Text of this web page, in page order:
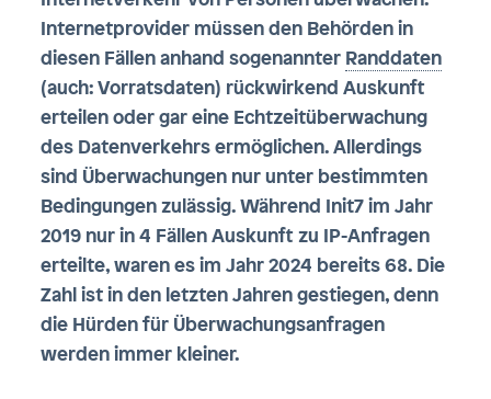
Internetprovider müssen den Behörden in
diesen Fällen anhand sogenannter Randdaten
(auch: Vorratsdaten) rückwirkend Auskunft
erteilen oder gar eine Echtzeitüberwachung
des Datenverkehrs ermöglichen. Allerdings
sind Überwachungen nur unter bestimmten
Bedingungen zulässig. Während Init7 im Jahr
2019 nur in 4 Fällen Auskunft zu IP-Anfragen
erteilte, waren es im Jahr 2024 bereits 68. Die
Zahl ist in den letzten Jahren gestiegen, denn
die Hürden für Überwachungsanfragen
werden immer kleiner.